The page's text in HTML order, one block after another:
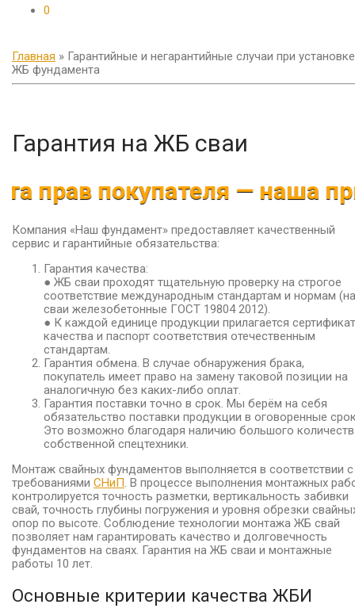
0
Главная » Гарантийные и негарантийные случаи при установке
ЖБ фундамента
Гарантия на ЖБ сваи
прав покупателя — наша
Компания «Наш фундамент» предоставляет качественный
сервис и гарантийные обязательства:
Гарантия качества:
● ЖБ сваи проходят тщательную проверку на строгое
соответствие международным стандартам и нормам (на
сваи железобетонные ГОСТ 19804 2012).
● К каждой единице продукции прилагается сертификат
качества и паспорт соответствия отечественным
стандартам.
Гарантия обмена. В случае обнаружения брака,
покупатель имеет право на замену таковой позиции на
аналогичную без каких-либо оплат.
Гарантия поставки точно в срок. Мы берём на себя
обязательство поставки продукции в оговоренные
Это возможно благодаря наличию большого
собственной спецтехники.
Монтаж свайных фундаментов выполняется в соответствии с
требованиями СНиП. В процессе выполнения монтажных
контролируется точность разметки, вертикальность забивки
свай, точность глубины погружения и уровня обрезки
опор по высоте. Соблюдение технологии монтажа ЖБ свай
позволяет нам гарантировать качество и долговечность
фундаментов на сваях. Гарантия на ЖБ сваи и монтажные
работы 10 лет.
Основные критерии качества ЖБИ